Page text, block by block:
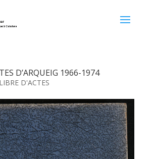
D’ARQUEIG 1966-1974
D'ACTES